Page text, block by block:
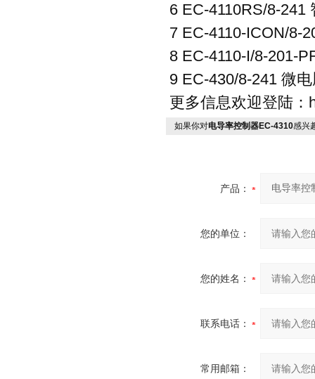
6 EC-4110RS/8-241
7 EC-4110-ICON/8-
8 EC-4110-I/8-201-
9 EC-430/8-241 微
更多信息欢迎登陆：
如果你对电导率控制器EC-4310感兴
产品：
您的单位：
您的姓名：
联系电话：
常用邮箱：